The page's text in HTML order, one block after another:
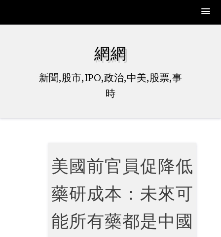
網網
新聞,股市,IPO,政治,中美,股票,事
時
美國前官員促降低
藥研成本：未來可
能所有藥都是中國